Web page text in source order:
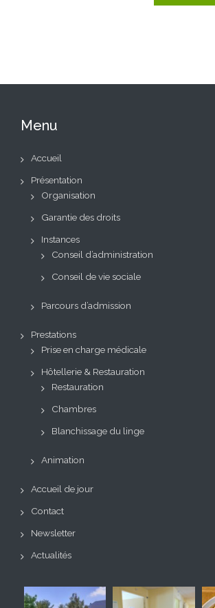
Menu
Accueil
Présentation
Organisation
Garantie des droits
Instances
Conseil d’administration
Conseil de vie sociale
Parcours d’admission
Prestations
Prise en charge médicale
Hôtellerie & Restauration
Restauration
Chambres
Blanchissage du linge
Animation
Accueil de jour
Contact
Newsletter
Actualités